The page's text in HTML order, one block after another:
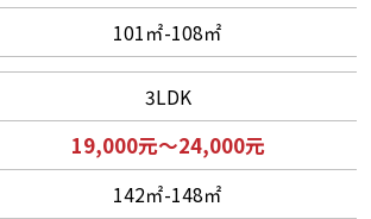
101㎡-108㎡
3LDK
19,000元～24,000元
142㎡-148㎡